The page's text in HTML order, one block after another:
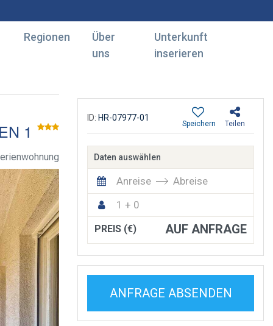
Regionen
Über
uns
Unterkunft
inserieren
1
ID: HR-07977-01
Teilen
Speichern
Daten auswählen
Anreise
Abreise
1 + 0
PREIS (€) AUF ANFRAGE
ANFRAGE ABSENDEN